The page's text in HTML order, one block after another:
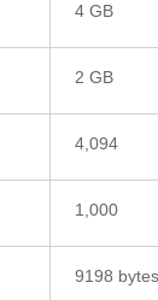
4 GB
2 GB
4,094
1,000
9198 bytes